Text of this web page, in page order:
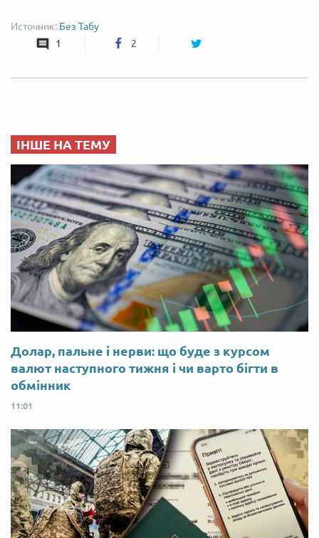
Без Табу
1
2
ІНШЕ НА ТЕМУ
Долар, пальне і нерви: що буде з курсом
валют наступного тижня і чи варто бігти в
обмінник
11:01